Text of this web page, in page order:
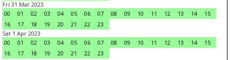
Fri 31 Mar 2023
00
01 02 03 04 05 06 07 08 09 10 11 12 13 14
15
16
17 18 19 20 21 22
23
Sat 1 Apr 2023
00
01 02 03 04 05 06 07 08 09 10 11 12 13 14
15
16
17 18 19 20 21 22
23